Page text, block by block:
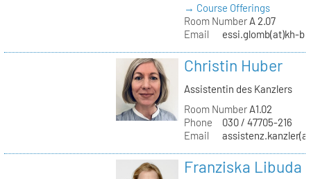
→ Course Offerings
Room NumberA 2.07
Email
essi.glomb(at)kh-
Christin Huber
Assistentin des Kanzlers
Room NumberA1.02
Phone
030 / 47705-216
Email
Franziska Libuda